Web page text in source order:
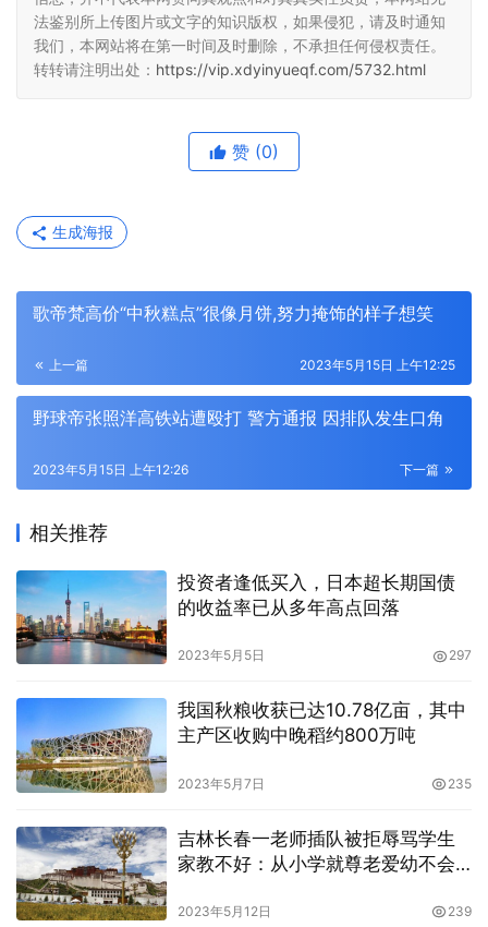
法鉴别所上传图片或文字的知识版权，如果侵犯，请及时通知
我们，本网站将在第一时间及时删除，不承担任何侵权责任。
转转请注明出处： https://vip.xdyinyueqf.com/5732.html
赞 (0)
生成海报
歌帝梵高价“中秋糕点”很像月饼,努力掩饰的样子想笑
上一篇 2023年5月15日 上午12:25
野球帝张照洋高铁站遭殴打 警方通报 因排队发生口角
下一篇
2023年5月15日 上午12:26
相关推荐
投资者逢低买入，日本超长期国债
的收益率已从多年高点回落
2023年5月5日 297
我国秋粮收获已达10.78亿亩，其中
主产区收购中晚稻约800万吨
2023年5月7日 235
吉林长春一老师插队被拒辱骂学生
家教不好：从小学就尊老爱幼不会
2023年5月12日 239